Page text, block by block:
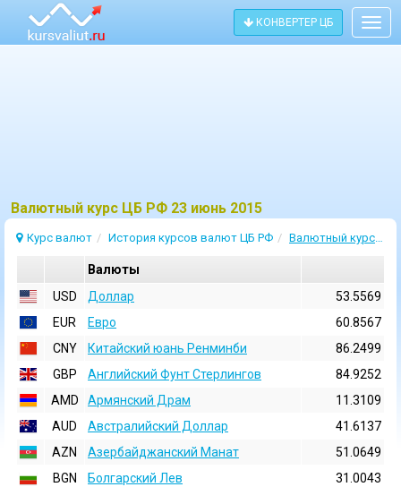
КОНВЕРТЕР ЦБ
Bалютный курс ЦБ РФ 23 июнь 2015
Курс валют История курсов валют ЦБ РФ Валютный курс 23 Июнь 2015
Валюты
USD
Доллар
53.5569
EUR
Евро
60.8567
CNY
Китайский юань Ренминби
86.2499
GBP
Английский Фунт Стерлингов
84.9252
AMD
Армянский Драм
11.3109
AUD
Австралийский Доллар
41.6137
AZN
Азербайджанский Манат
51.0649
BGN
Болгарский Лев
31.0043